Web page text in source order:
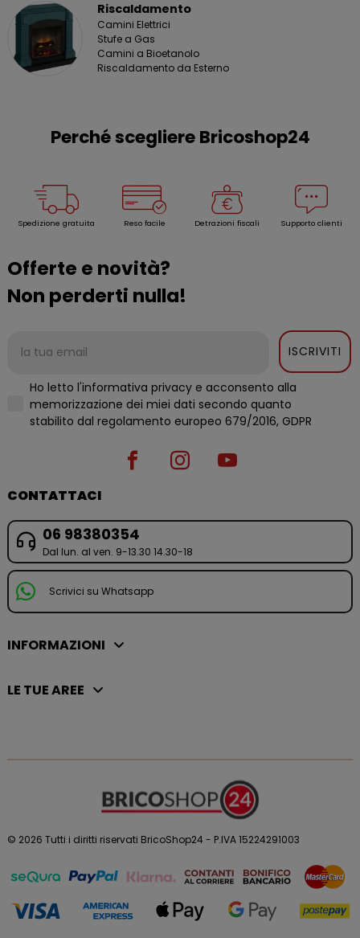
Riscaldamento
Camini Elettrici
Stufe a Gas
Camini a Bioetanolo
Riscaldamento da Esterno
Perché scegliere Bricoshop24
Spedizione gratuita Reso facile Detrazioni fiscali Supporto clienti
Offerte e novità?
Non perderti nulla!
ISCRIVITI
Ho letto l'informativa privacy e acconsento alla
memorizzazione dei miei dati secondo quanto
stabilito dal regolamento europeo 679/2016, GDPR
CONTATTACI
06 98380354
Dal lun. al ven. 9-13.30 14.30-18
Scrivici su Whatsapp
INFORMAZIONI
LE TUE AREE
© 2026 Tutti i diritti riservati BricoShop24 - P.IVA 15224291003